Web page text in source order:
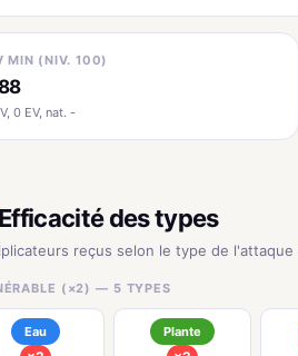
MIN (NIV. 100)
0 EV, nat. -
Efficacité des types
reçus selon le type de
(×2) — 5 TYPES
Eau Plante